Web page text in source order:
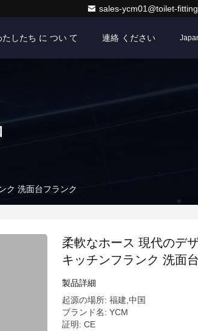
sales-ycm01@toilet-
たしたち に つい て 連絡 ください
ク 洗面台フランク
柔軟なホース 現代のデ
キッチンフランク 洗面
製品詳細
起源の場所: 福建,中国
ブランド名: YCM
証明: CE